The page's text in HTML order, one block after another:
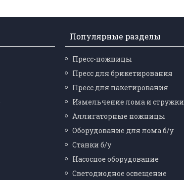
Популярные разделы
Пресс-ножницы
Пресс для брикетирования
Пресс для пакетирования
Измельчение лома и стружки
Аллигаторные ножницы
Оборудование для лома б/у
Станки б/у
Насосное оборудование
Светодиодное освещение